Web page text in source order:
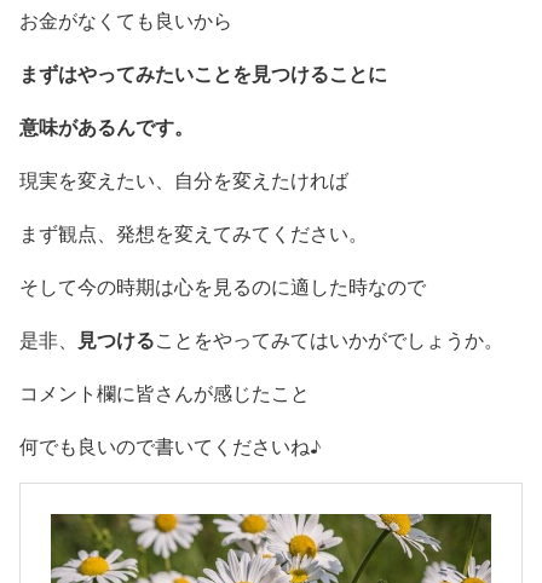
お金がなくても良いから
まずはやってみたいことを見つけることに
意味があるんです。
現実を変えたい、自分を変えたければ
まず観点、発想を変えてみてください。
そして今の時期は心を見るのに適した時なので
是非、 見つけることをやってみてはいかがでしょうか。
コメント欄に皆さんが感じたこと
何でも良いので書いてくださいね♪